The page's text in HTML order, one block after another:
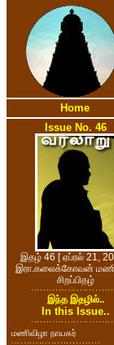
Home
Issue No. 46
இதழ் 46 [ ஏப்ரல் 21,
இரா.கலைக்கோவன்
சிறப்பிதழ்
இந்த இதழில்..
In this Issue..
மணிவிழா நாயகர்